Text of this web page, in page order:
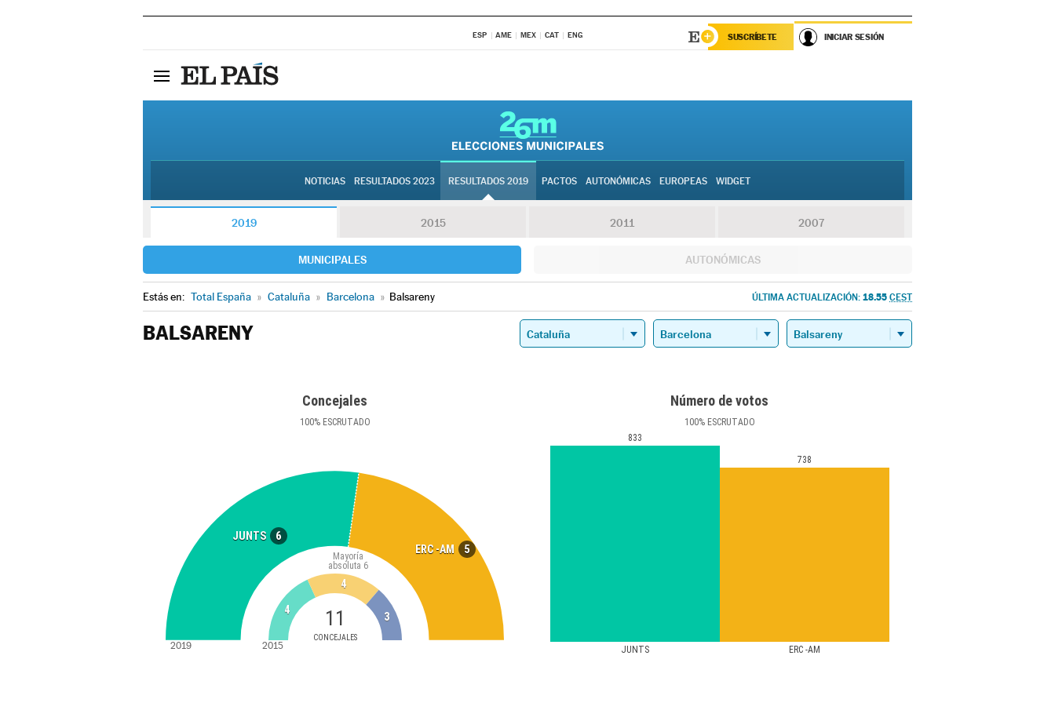
ESP AME MEX CAT ENG SUSCRÍBETE INICIAR SESIÓN
NOTICIAS RESULTADOS 2023 RESULTADOS 2019 PACTOS AUTONÓMICAS EUROPEAS WIDGET
2019 2015 2011 2007
MUNICIPALES AUTONÓMICAS
Estás en: Total España » Cataluña » Barcelona » Balsareny ÚLTIMA ACTUALIZACIÓN: 18.55 CEST
BALSARENY
Concejales
100%ESCRUTADO
JUNTS 6
ERC -AM 5
11
CONCEJALES
Mayoría
absoluta 6
4
4
3
2019 2015
Número de votos
100%ESCRUTADO
JUNTS ERC -AM
833
738